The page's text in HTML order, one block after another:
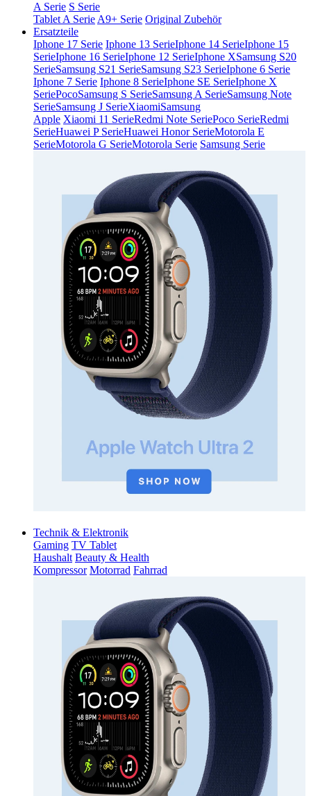
A Serie S Serie
Tablet A Serie A9+ Serie Original Zubehör
Ersatzteile
Iphone 17 Serie Iphone 13 SerieIphone 14 SerieIphone 15
SerieIphone 16 SerieIphone 12 SerieIphone XSamsung S20
SerieSamsung S21 SerieSamsung S23 SerieIphone 6 Serie
Iphone 7 Serie Iphone 8 SerieIphone SE SerieIphone X
SeriePocoSamsung S SerieSamsung A SerieSamsung Note
SerieSamsung J SerieXiaomiSamsung
Apple Xiaomi 11 SerieRedmi Note SeriePoco SerieRedmi
SerieHuawei P SerieHuawei Honor SerieMotorola E
SerieMotorola G SerieMotorola Serie Samsung Serie
Technik & Elektronik
Gaming TV Tablet
Haushalt Beauty & Health
Kompressor Motorrad Fahrrad